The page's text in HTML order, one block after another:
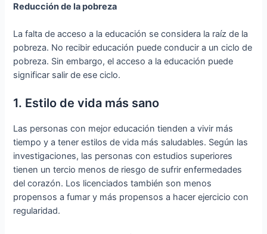
Reducción de la pobreza
La falta de acceso a la educación se considera la raíz de la
pobreza. No recibir educación puede conducir a un ciclo de
pobreza. Sin embargo, el acceso a la educación puede
significar salir de ese ciclo.
1. Estilo de vida más sano
Las personas con mejor educación tienden a vivir más
tiempo y a tener estilos de vida más saludables. Según las
investigaciones, las personas con estudios superiores
tienen un tercio menos de riesgo de sufrir enfermedades
del corazón. Los licenciados también son menos
propensos a fumar y más propensos a hacer ejercicio con
regularidad.